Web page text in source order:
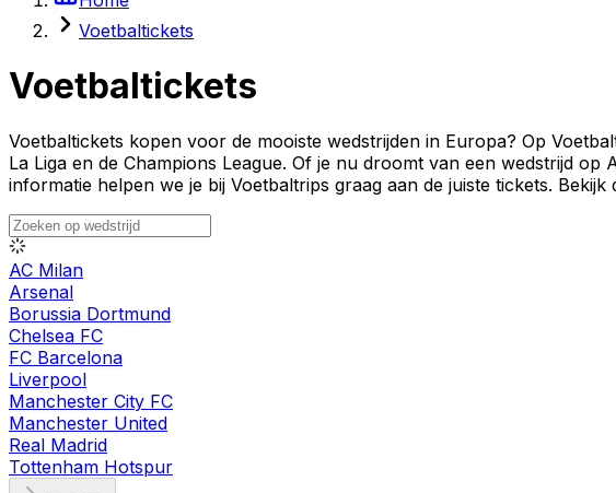
Voetbaltickets
Voetbaltickets
Voetbaltickets kopen voor de mooiste wedstrijden in Europa? Op
La Liga en de Champions League. Of je nu droomt van een wedstrijd
informatie helpen we je bij Voetbaltrips graag aan de juiste tickets.
AC Milan
Arsenal
Borussia Dortmund
Chelsea FC
FC Barcelona
Liverpool
Manchester City FC
Manchester United
Real Madrid
Tottenham Hotspur